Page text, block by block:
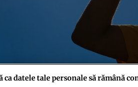
ca datele tale personale să rămână